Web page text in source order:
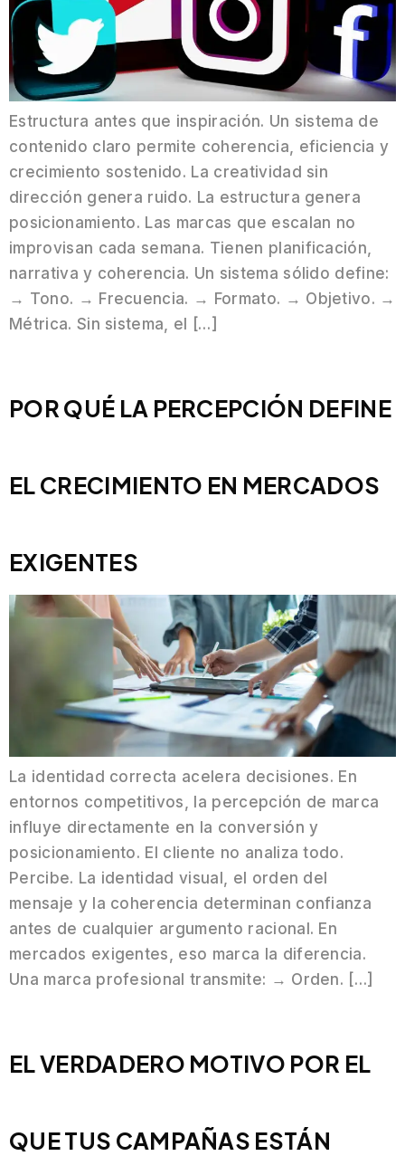
Estructura antes que inspiración. Un sistema de
contenido claro permite coherencia, eficiencia y
crecimiento sostenido. La creatividad sin
dirección genera ruido. La estructura genera
posicionamiento. Las marcas que escalan no
improvisan cada semana. Tienen planificación,
narrativa y coherencia. Un sistema sólido define:
→ Tono. → Frecuencia. → Formato. → Objetivo. →
Métrica. Sin sistema, el […]
POR QUÉ LA PERCEPCIÓN DEFINE
EL CRECIMIENTO EN MERCADOS
EXIGENTES
La identidad correcta acelera decisiones. En
entornos competitivos, la percepción de marca
influye directamente en la conversión y
posicionamiento. El cliente no analiza todo.
Percibe. La identidad visual, el orden del
mensaje y la coherencia determinan confianza
antes de cualquier argumento racional. En
mercados exigentes, eso marca la diferencia.
Una marca profesional transmite: → Orden. […]
EL VERDADERO MOTIVO POR EL
QUE TUS CAMPAÑAS ESTÁN